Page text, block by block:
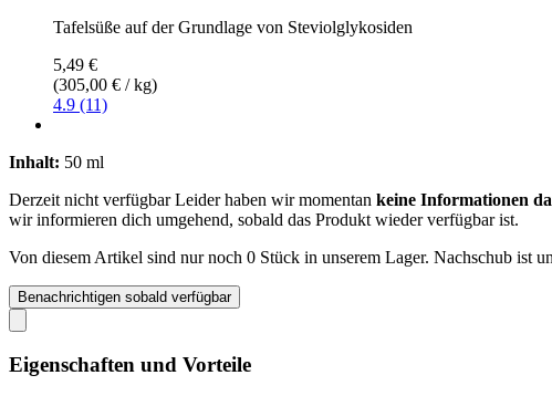
Tafelsüße auf der Grundlage von Steviolglykosiden
5,49 €
(305,00 € / kg)
4.9 (11)
Inhalt: 50 ml
Derzeit nicht verfügbarLeider haben wir momentan keine Informationen
wir informieren dich umgehend, sobald das Produkt wieder verfügbar ist.
Von diesem Artikel sind nur noch 0 Stück in unserem Lager. Nachschub ist
Benachrichtigen sobald verfügbar
Eigenschaften und Vorteile